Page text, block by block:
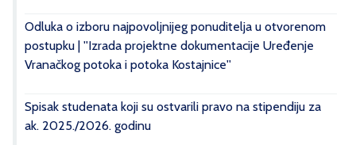
Odluka o izboru najpovoljnijeg ponuditelja u otvorenom
postupku | ''Izrada projektne dokumentacije Uređenje
Vranačkog potoka i potoka Kostajnice''
Spisak studenata koji su ostvarili pravo na stipendiju za
ak. 2025./2026. godinu